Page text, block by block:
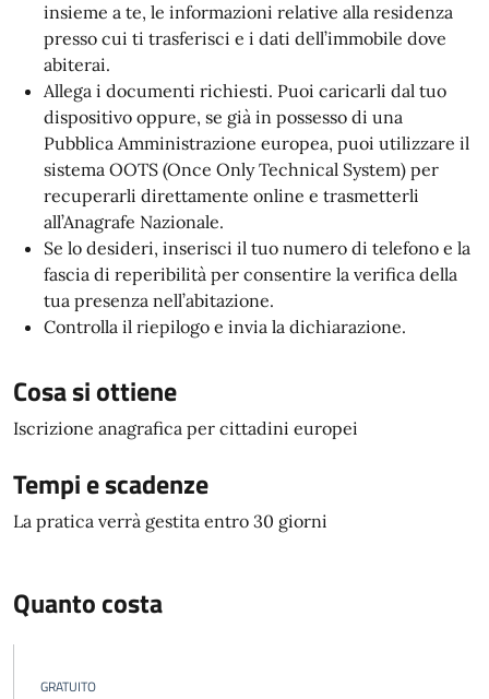
insieme a te, le informazioni relative alla residenza
presso cui ti trasferisci e i dati dell’immobile dove
abiterai.
Allega i documenti richiesti. Puoi caricarli dal tuo
dispositivo oppure, se già in possesso di una
Pubblica Amministrazione europea, puoi utilizzare il
sistema OOTS (Once Only Technical System) per
recuperarli direttamente online e trasmetterli
all’Anagrafe Nazionale.
Se lo desideri, inserisci il tuo numero di telefono e la
fascia di reperibilità per consentire la verifica della
tua presenza nell’abitazione.
Controlla il riepilogo e invia la dichiarazione.
Cosa si ottiene
Iscrizione anagrafica per cittadini europei
Tempi e scadenze
La pratica verrà gestita entro 30 giorni
Quanto costa
GRATUITO